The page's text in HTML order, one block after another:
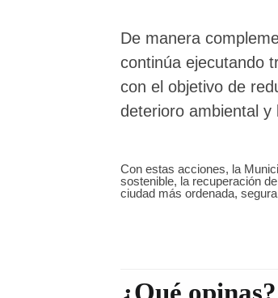
De manera
continúa ejecutando
con el objetivo de
deterioro ambiental y
Con estas acciones, la
sostenible, la recuperación
ciudad más ordenada,